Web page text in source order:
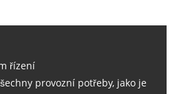
řízení
provozní potřeby, jako je